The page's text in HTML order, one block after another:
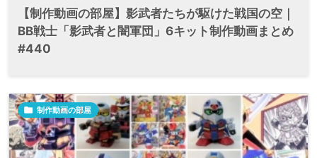
【制作動画の部屋】影武者たちが駆けた戦国の空｜
BB戦士「影武者と闇軍団」6キット制作動画まとめ
#440
 制作動画の部屋